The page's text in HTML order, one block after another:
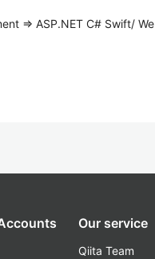
=> ASP.NET C# Swift/ We
Our service
Qiita Team